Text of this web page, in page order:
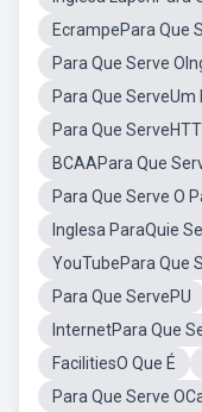
EcrampePara Que
Para Que Serve
Para Que ServeUm
Para Que
BCAAPara Que
Para Que Serve O
Inglesa ParaQuie
YouTubePara Que
Para Que ServePU
InternetPara Que
FacilitiesO Que É
Para Que Serve